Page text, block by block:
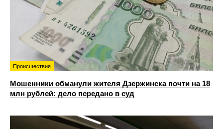
Происшествия
Мошенники обманули жителя Дзержинска почти на 18
млн рублей: дело передано в суд